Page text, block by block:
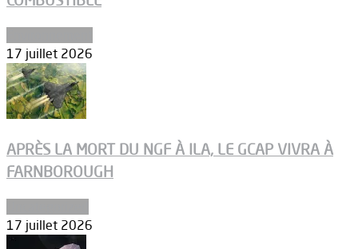
17 juillet 2026
APRÈS LA MORT DU NGF À ILA, LE GCAP VIVRA À
FARNBOROUGH
17 juillet 2026